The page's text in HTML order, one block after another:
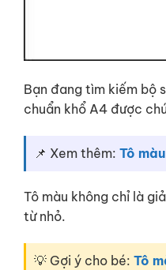
Bạn đang tìm kiếm bộ
chuẩn khổ A4 được
📌 Xem thêm: Tô
Tô màu không chỉ là
từ nhỏ.
💡 Gợi ý cho bé: Tô